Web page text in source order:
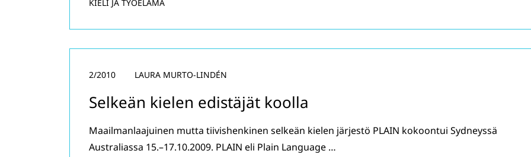
KIELI JA TYÖELÄMÄ
Selkeän kielen edistäjät koolla
2/2010 LAURA MURTO-LINDÉN
Maailmanlaajuinen mutta tiivishenkinen selkeän kielen järjestö PLAIN kokoontui Sydneyssä
Australiassa 15.–17.10.2009. PLAIN eli Plain Language …